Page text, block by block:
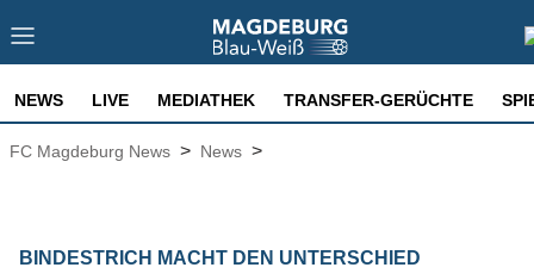
NEWS LIVE MEDIATHEK TRANSFER-GERÜCHTE
FC Magdeburg News > News >
BINDESTRICH MACHT DEN UNTERSCHIED